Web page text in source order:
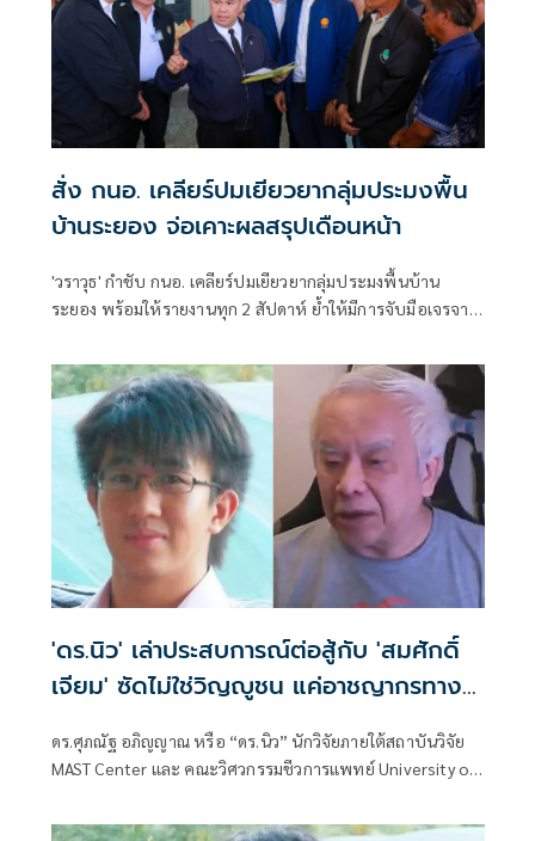
สั่ง กนอ. เคลียร์ปมเยียวยากลุ่มประมงพื้น
บ้านระยอง จ่อเคาะผลสรุปเดือนหน้า
'วราวุธ' กำชับ กนอ. เคลียร์ปมเยียวยากลุ่มประมงพื้นบ้าน
ระยอง พร้อมให้รายงานทุก 2 สัปดาห์ ย้ำให้มีการจับมือเจรจา
ไม่เป็นไปในทิศทางเดียวกัน ด้าน 'สุเมธ' รับลูกเร่งตรวจสิทธิเคาะ
ผลสรุปเดือนหน้า
'ดร.นิว' เล่าประสบการณ์ต่อสู้กับ 'สมศักดิ์
เจียม' ซัดไม่ใช่วิญญูชน แค่อาชญากรทาง
ดร.ศุภณัฐ อภิญญาณ หรือ “ดร.นิว” นักวิจัยภายใต้สถาบันวิจัย
MAST Center และ คณะวิศวกรรมชีวการแพทย์ University of
ประสบการณ์ต่อสู้กับสมศักดิ์เจียม มีเนื้อหาดังนี้